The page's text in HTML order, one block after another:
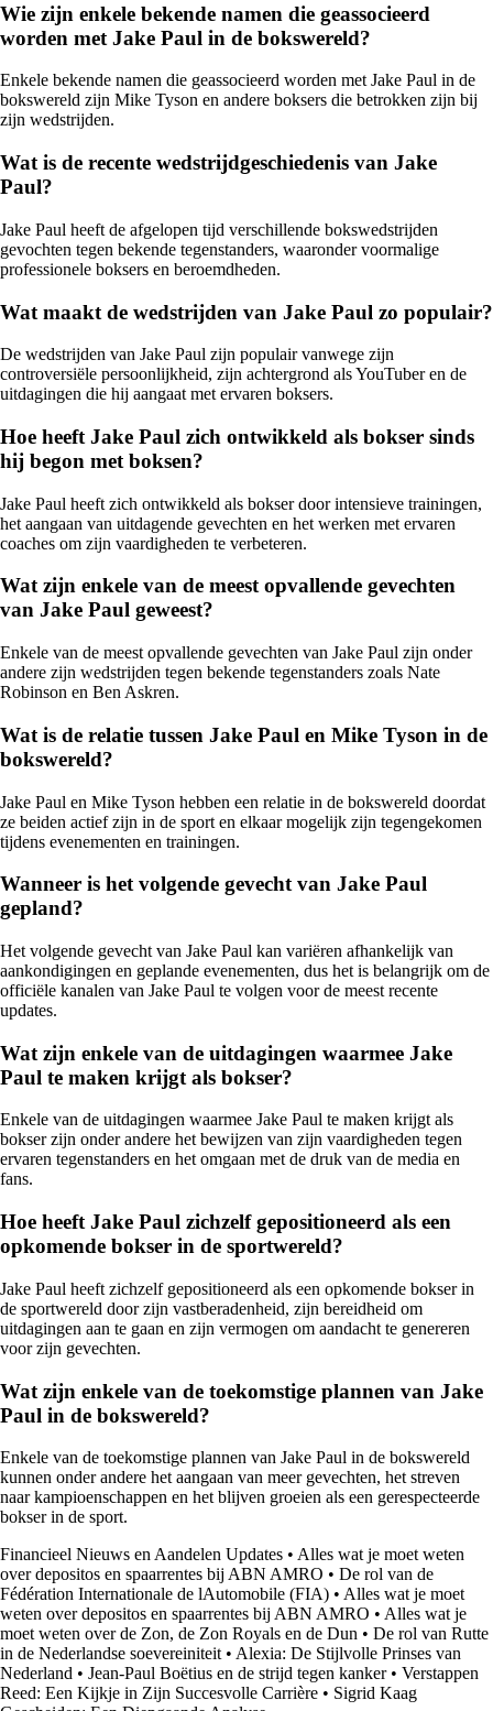
Wie zijn enkele bekende namen die geassocieerd
worden met Jake Paul in de bokswereld?
Enkele bekende namen die geassocieerd worden met Jake Paul in de
bokswereld zijn Mike Tyson en andere boksers die betrokken zijn bij
zijn wedstrijden.
Wat is de recente wedstrijdgeschiedenis van Jake
Paul?
Jake Paul heeft de afgelopen tijd verschillende bokswedstrijden
gevochten tegen bekende tegenstanders, waaronder voormalige
professionele boksers en beroemdheden.
Wat maakt de wedstrijden van Jake Paul zo populair?
De wedstrijden van Jake Paul zijn populair vanwege zijn
controversiële persoonlijkheid, zijn achtergrond als YouTuber en de
uitdagingen die hij aangaat met ervaren boksers.
Hoe heeft Jake Paul zich ontwikkeld als bokser sinds
hij begon met boksen?
Jake Paul heeft zich ontwikkeld als bokser door intensieve trainingen,
het aangaan van uitdagende gevechten en het werken met ervaren
coaches om zijn vaardigheden te verbeteren.
Wat zijn enkele van de meest opvallende gevechten
van Jake Paul geweest?
Enkele van de meest opvallende gevechten van Jake Paul zijn onder
andere zijn wedstrijden tegen bekende tegenstanders zoals Nate
Robinson en Ben Askren.
Wat is de relatie tussen Jake Paul en Mike Tyson in de
bokswereld?
Jake Paul en Mike Tyson hebben een relatie in de bokswereld doordat
ze beiden actief zijn in de sport en elkaar mogelijk zijn tegengekomen
tijdens evenementen en trainingen.
Wanneer is het volgende gevecht van Jake Paul
gepland?
Het volgende gevecht van Jake Paul kan variëren afhankelijk van
aankondigingen en geplande evenementen, dus het is belangrijk om de
officiële kanalen van Jake Paul te volgen voor de meest recente
updates.
Wat zijn enkele van de uitdagingen waarmee Jake
Paul te maken krijgt als bokser?
Enkele van de uitdagingen waarmee Jake Paul te maken krijgt als
bokser zijn onder andere het bewijzen van zijn vaardigheden tegen
ervaren tegenstanders en het omgaan met de druk van de media en
fans.
Hoe heeft Jake Paul zichzelf gepositioneerd als een
opkomende bokser in de sportwereld?
Jake Paul heeft zichzelf gepositioneerd als een opkomende bokser in
de sportwereld door zijn vastberadenheid, zijn bereidheid om
uitdagingen aan te gaan en zijn vermogen om aandacht te genereren
voor zijn gevechten.
Wat zijn enkele van de toekomstige plannen van Jake
Paul in de bokswereld?
Enkele van de toekomstige plannen van Jake Paul in de bokswereld
kunnen onder andere het aangaan van meer gevechten, het streven
naar kampioenschappen en het blijven groeien als een gerespecteerde
bokser in de sport.
Financieel Nieuws en Aandelen Updates • Alles wat je moet weten
over depositos en spaarrentes bij ABN AMRO • De rol van de
Fédération Internationale de lAutomobile (FIA) • Alles wat je moet
weten over depositos en spaarrentes bij ABN AMRO • Alles wat je
moet weten over de Zon, de Zon Royals en de Dun • De rol van Rutte
in de Nederlandse soevereiniteit • Alexia: De Stijlvolle Prinses van
Nederland • Jean-Paul Boëtius en de strijd tegen kanker• Verstappen
Reed: Een Kijkje in Zijn Succesvolle Carrière • Sigrid Kaag